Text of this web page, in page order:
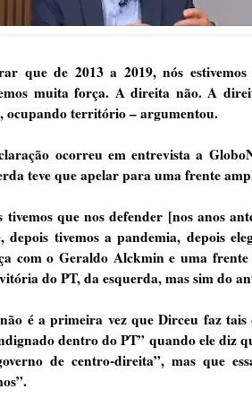
que de 2013 a 2019, nós
muita força. A direita não. A
ocupando território – argumentou.
ocorreu em entrevista a
teve que apelar para uma frente
tivemos que nos defender [nos anos
depois tivemos a pandemia, depois
com o Geraldo Alckmin e uma frente
do PT, da esquerda, mas sim do
é a primeira vez que Dirceu faz
dentro do PT” quando ele diz
de centro-direita”, mas que